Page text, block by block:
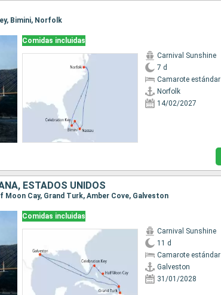
Bimini, Norfolk
Comidas incluidas
Carnival Sunshine
7 d
Camarote estándar
Norfolk
14/02/2027
ESTADOS UNIDOS
Moon Cay, Grand Turk, Amber Cove, Galveston
Comidas incluidas
Carnival Sunshine
11 d
Camarote estándar
Galveston
31/01/2028